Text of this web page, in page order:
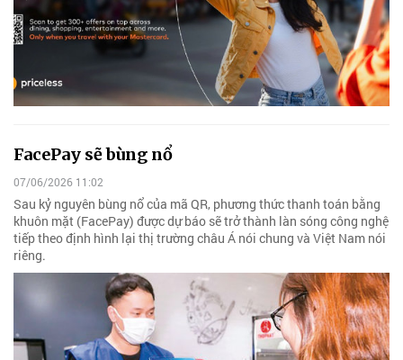
FacePay sẽ bùng nổ
07/06/2026 11:02
Sau kỷ nguyên bùng nổ của mã QR, phương thức thanh toán bằng
khuôn mặt (FacePay) được dự báo sẽ trở thành làn sóng công nghệ
tiếp theo định hình lại thị trường châu Á nói chung và Việt Nam nói
riêng.